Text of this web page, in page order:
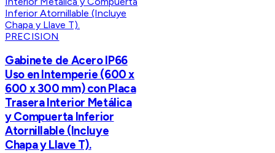
PRECISION
Gabinete de Acero IP66
Uso en Intemperie (600 x
600 x 300 mm) con Placa
Trasera Interior Metálica
y Compuerta Inferior
Atornillable (Incluye
Chapa y Llave T).